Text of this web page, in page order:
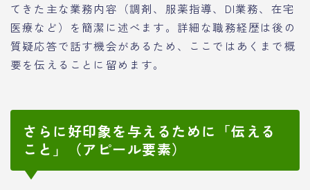
てきた主な業務内容（調剤、服薬指導、DI業務、在宅
医療など）を簡潔に述べます。詳細な職務経歴は後の
質疑応答で話す機会があるため、ここではあくまで概
要を伝えることに留めます。
さらに好印象を与えるために「伝える
こと」（アピール要素）